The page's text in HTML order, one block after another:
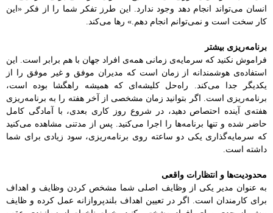
انسان می‌تواند انجام دهد وجود ندارد. این طرز تفکر شما را از فکر «این
کار سخت است و نمی‌توانم انجام دهم.» رها می‌کند.
برنامه‌ریزی بیشتر
فراموش نکنید که سرمایه‌ی زمانی همه‌ی افراد جهان با هم برابر است. این
استفاده‌ی هوشمندانه از زمان است که مدیران موفق و غیر موفق را از
یکدیگر جدا می‌کند. راه‌حل کلیشه‌ای که همیشه راهگشا بوده است،
برنامه‌ریزی است. اگر بتوانید زمان مشخصی از آخر هفته را به برنامه‌ریزی
هفته‌ی آینده احتصاص دهید، در شروع روز کاری بعدی، با آمادگی کامل
حاضر شده و تنها برنامه‌ها را اجرا می‌کنید. پس از مدتنی مشاهده می‌کنید
که سرمایه‌گذاری یکی دو ساعته روی برنامه‌ریزی، سود زیادی برای شما
داشته است.
محدودیت‌ها و انتظارات واقعی
به عنوان مدیر یکی از وظایف اصلی شما مشخص کردن وظایف و اهداف
برای کارمندان است. اگر در تعیین اهداف بلندپروازانه عمل کرده و ظایف